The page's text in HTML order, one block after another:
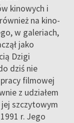
kinowych i
na kino-
w galeriach,
jako
Dzigi
dziś nie
filmowej
z udziałem
szczytowym
r. Jego